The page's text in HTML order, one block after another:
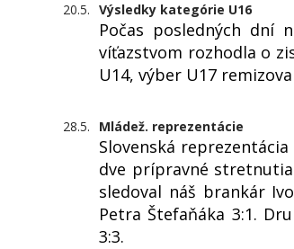
20.5. Výsledky kategórie U16
Počas posledných dní
víťazstvom rozhodla o
U14, výber U17
28.5. Mládež. reprezentácie
Slovenská
dve prípravné
sledoval náš brankár
Petra Štefaňáka 3:1.
3:3.